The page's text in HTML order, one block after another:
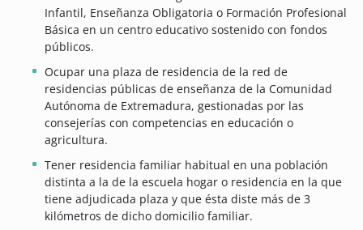
Infantil, Enseñanza Obligatoria o Formación Profesional
Básica en un centro educativo sostenido con fondos
públicos.
Ocupar una plaza de residencia de la red de
residencias públicas de enseñanza de la Comunidad
Autónoma de Extremadura, gestionadas por las
consejerías con competencias en educación o
agricultura.
Tener residencia familiar habitual en una población
distinta a la de la escuela hogar o residencia en la que
tiene adjudicada plaza y que ésta diste más de 3
kilómetros de dicho domicilio familiar.